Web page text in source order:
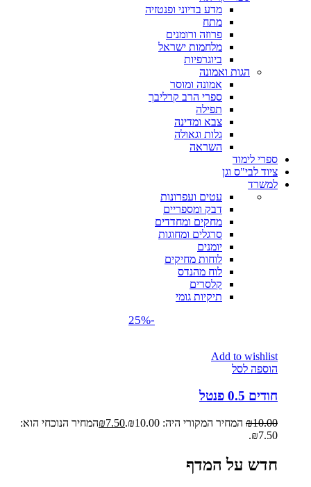
מדע בדיוני ופנטזיה
מתח
פרוזה ורומנים
מלחמות ישראל
ביוגרפיות
הגות ואמונה
אמונה ומוסר
ספרי הרב קרליבך
תפילה
צבא ומדינה
גלות וגאולה
השראה
ספרי לימוד
ציוד לבי"ס וגן
למשרד
עטים ועפרונות
דבק ומספריים
מחקים ומחדדים
סרגלים ומחוגות
יומנים
לוחות מחיקים
לוח מהנדס
קלסרים
תיקיות גומי
-25%
Add to wishlist
הוספה לסל
חודים 0.5 פנטל
₪10.00 המחיר המקורי היה: ₪10.00. ₪7.50
המחיר הנוכחי הוא:
₪7.50.
חדש על המדף